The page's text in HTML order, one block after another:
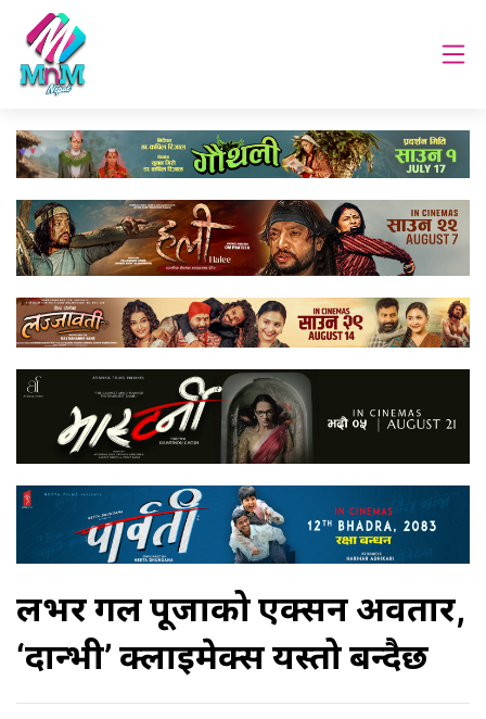
लभर गर्ल पूजाको एक्सन अवतार,
‘दान्भी’ क्लाइमेक्स यस्तो बन्दैछ